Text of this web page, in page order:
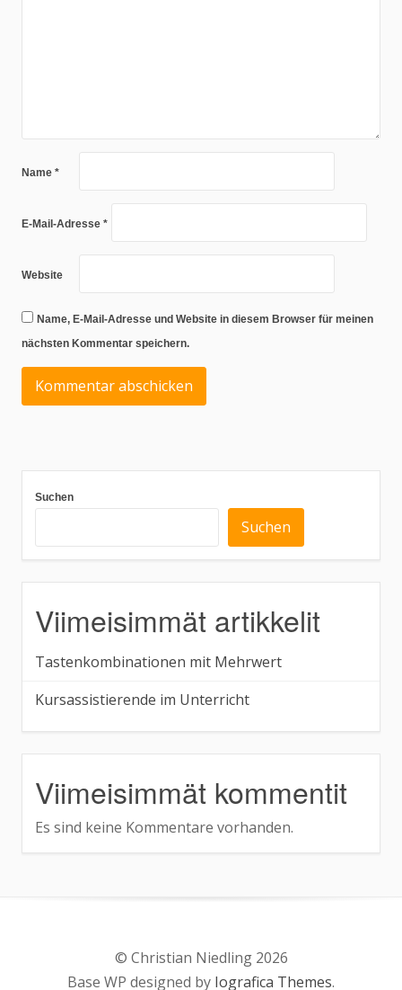
Name *
E-Mail-Adresse *
Website
Name, E-Mail-Adresse und Website in diesem Browser für meinen
nächsten Kommentar speichern.
Suchen
Suchen
Viimeisimmät artikkelit
Tastenkombinationen mit Mehrwert
Kursassistierende im Unterricht
Viimeisimmät kommentit
Es sind keine Kommentare vorhanden.
© Christian Niedling 2026
Base WP designed by Iografica Themes.